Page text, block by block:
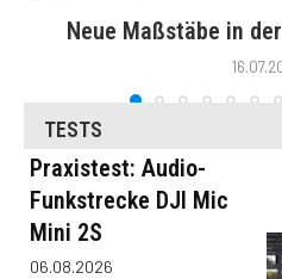
Neue Maßstäbe in
TESTS
Praxistest: Audio-
Funkstrecke DJI Mic
Mini 2S
06.08.2026